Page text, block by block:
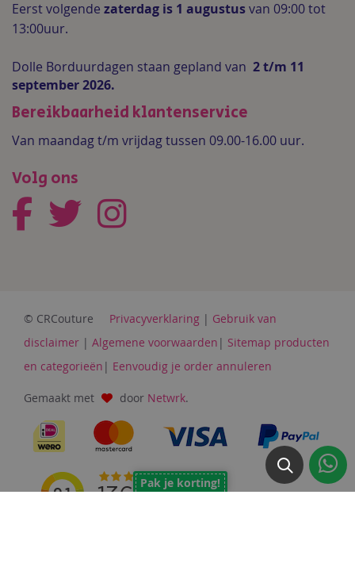
Eerst volgende zaterdag is 1 augustusvan 09:00 tot
13:00uur.
Dolle Borduurdagen staan gepland van 2 t/m 11
september 2026.
Bereikbaarheid klantenservice
Van maandag t/m vrijdag tussen 09.00-16.00 uur.
Volg ons
© CRCouture Privacyverklaring | Gebruik van
disclaimer | Algemene voorwaarden | Sitemap producten
en categorieën | Eenvoudig je order annuleren
Gemaakt met door Netwrk.
Pak je korting!